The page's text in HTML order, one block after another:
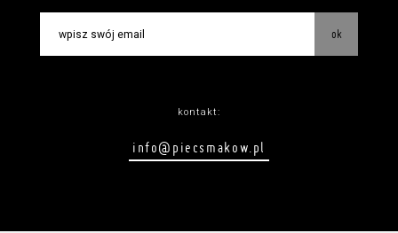
ok
kontakt:
info@piecsmakow.pl